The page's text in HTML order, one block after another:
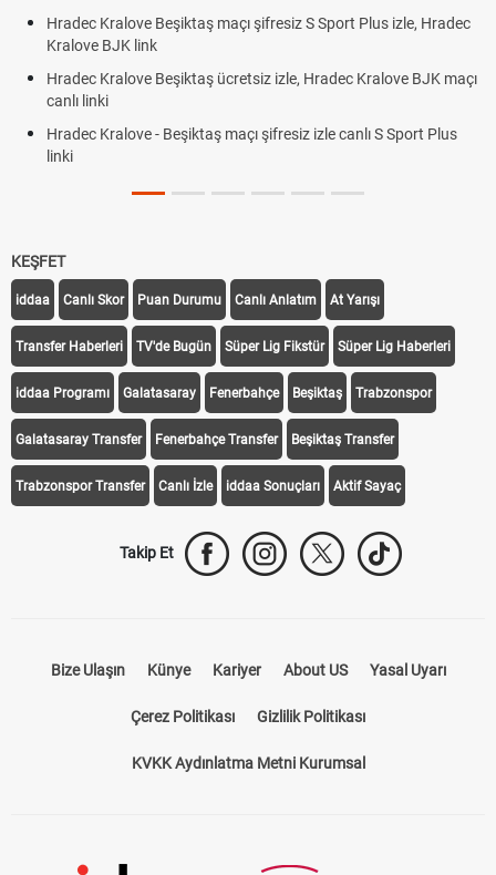
Trivela Nedir? Trivela Vuruşu Nasıl Yapılır?
Röveşata Nedir? Röveşata Vuruşu Nasıl Yapılır?
Plonjon Nedir? Kalecilikte Plonjon Hareketi Nasıl Yapılır?
Transfer Haberleri TV'de Bugün Süper Lig Fikstür Süper Lig Haberleri
iddaa Programı Galatasaray Fenerbahçe Beşiktaş Trabzonspor
Galatasaray Transfer Fenerbahçe Transfer Beşiktaş Transfer
Trabzonspor Transfer Canlı İzle iddaa Sonuçları Aktif Sayaç
Takip Et